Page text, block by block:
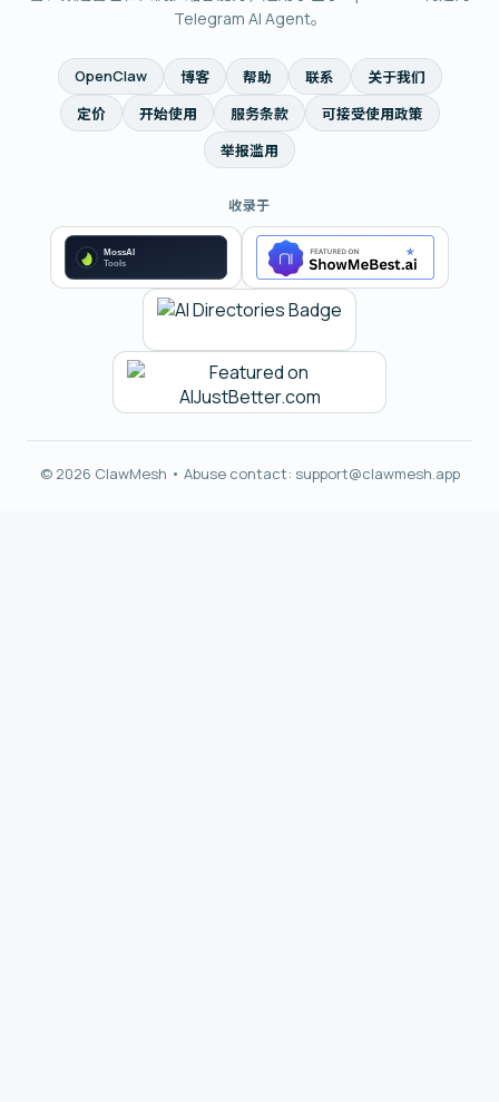
Telegram AI Agent。
OpenClaw 博客 帮助 联系
关于我们
定价
开始使用 服务条款
可接受使用政策
举报滥用
收录于
© 2026 ClawMesh • Abuse contact: support@clawmesh.app